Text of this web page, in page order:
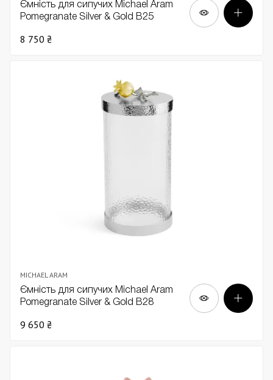
Ємність для сипучих Michael Aram
Pomegranate Silver & Gold В25
8 750 ₴
MICHAEL ARAM
Ємність для сипучих Michael Aram
Pomegranate Silver & Gold В28
9 650 ₴